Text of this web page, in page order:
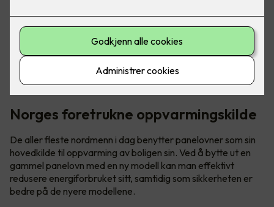
Den høyeste strømkostnaden i en bolig skyldes
oppvarming. Panelovner er ofte et av de rimeligste og
mest miljøvennlige alternativene du kan velge.
Norges foretrukne oppvarmingskilde
De aller fleste nordmenn i dag benytter panelovner som sin
hovedkilde til oppvarming av boligen sin. Ved å bytte ut en
gammel panelovn med en ny modell kan man effektivt
redusere energiforbruket sitt, samtidig som sikkerheten er
bedre på de nyere modellene.